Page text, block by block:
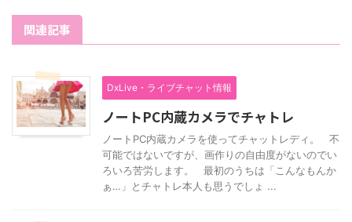
関連記事
DxLive・ライブチャット情報
ノートPC内蔵カメラでチャトレ
ノートPC内蔵カメラを使ってチャットレディ。 不
可能ではないですが、画作りの自由度がないのでい
ろいろ苦労します。 最初のうちは「こんなもんか
ぁ…」とチャトレ本人も思うでしょ ...